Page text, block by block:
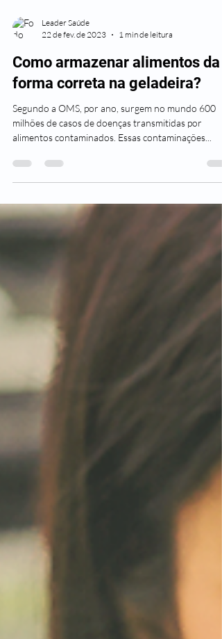
22 de fev. de 2023
1 min de leitura
Como armazenar alimentos da
forma correta na geladeira?
Segundo a OMS, por ano, surgem no mundo 600
alimentos contaminados. Essas contaminações...